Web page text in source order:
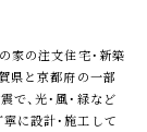
家の注文住宅・新築
県と京都府の一部
、光・風・緑など
に設計・施工して